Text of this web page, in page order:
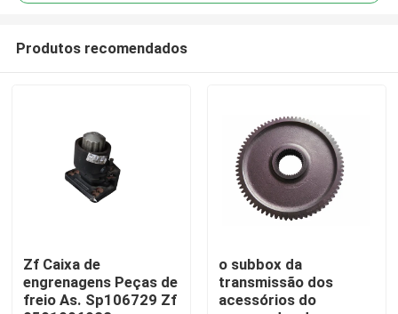
Casa
Produtos recomendados
Zf Caixa de
engrenagens Peças de
freio As. Sp106729 Zf
o subbox da
transmissão dos
acessórios do